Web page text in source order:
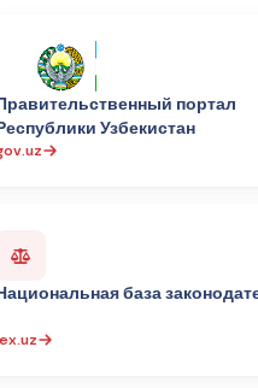
портал
Узбекистан
база